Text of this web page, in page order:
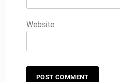
Website